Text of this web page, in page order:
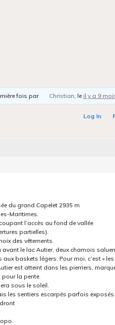
fois par Christian , le il y a 9
Log In
du grand Capelet 2935 m
Maritimes.
l’accès au fond de vallée
partielles).
des vêtements.
le lac Autier, deux chamois saluent
baskets légers. Pour moi, c’est «
est atteint dans les pierriers,
la pente.
sous le soleil.
les sentiers escarpés parfois exposés